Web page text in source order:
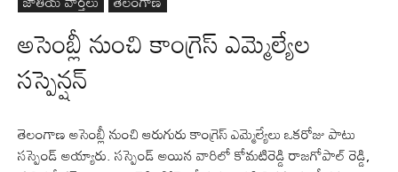
అసెంబ్లీ నుంచి కాంగ్రెస్ ఎమ్మెల్యేల
సస్పెన్షన్
తెలంగాణ అసెంబ్లీ నుంచి ఆరుగురు కాంగ్రెస్‌ ఎమ్మెల్యేలు ఒకరోజు పాటు
సస్పెండ్‌ అయ్యారు. సస్పెండ్‌ అయిన వారిలో కోమటిరెడ్డి రాజగోపాల్‌ రెడ్డి,